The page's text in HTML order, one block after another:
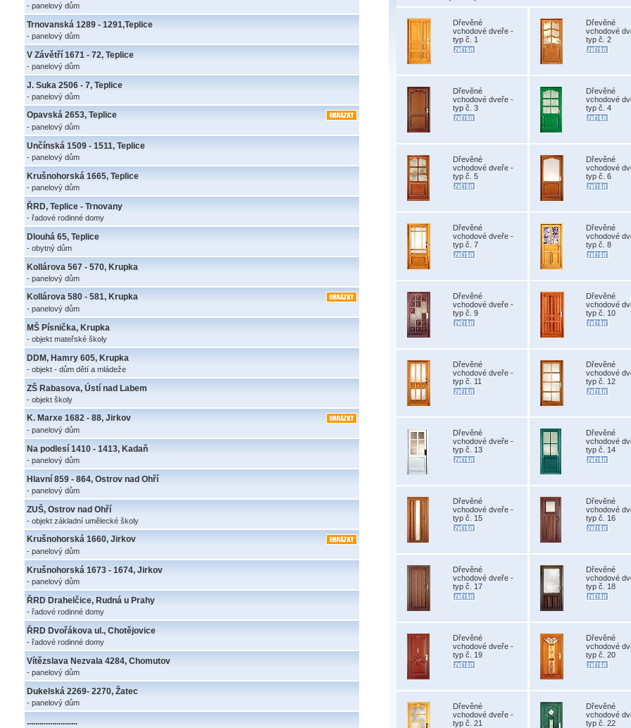
- panelový dům
Trnovanská 1289 - 1291,Teplice
- panelový dům
V Závětří 1671 - 72, Teplice
- panelový dům
J. Suka 2506 - 7, Teplice
- panelový dům
Opavská 2653, Teplice
- panelový dům
Unčínská 1509 - 1511, Teplice
- panelový dům
Krušnohorská 1665, Teplice
- panelový dům
ŘRD, Teplice - Trnovany
- řadové rodinné domy
Dlouhá 65, Teplice
- obytný dům
Kollárova 567 - 570, Krupka
- panelový dům
Kollárova 580 - 581, Krupka
- panelový dům
MŠ Písnička, Krupka
- objekt mateřské školy
DDM, Hamry 605, Krupka
- objekt - dům dětí a mládeže
ZŠ Rabasova, Ústí nad Labem
- objekt školy
K. Marxe 1682 - 88, Jirkov
- panelový dům
Na podlesí 1410 - 1413, Kadaň
- panelový dům
Hlavní 859 - 864, Ostrov nad Ohří
- panelový dům
ZUŠ, Ostrov nad Ohří
- objekt základní umělecké školy
Krušnohorská 1660, Jirkov
- panelový dům
Krušnohorská 1673 - 1674, Jirkov
- panelový dům
ŘRD Drahelčice, Rudná u Prahy
- řadové rodinné domy
ŘRD Dvořákova ul., Chotějovice
- řadové rodinné domy
Vítězslava Nezvala 4284, Chomutov
- panelový dům
Dukelská 2269- 2270, Žatec
- panelový dům
........................
Dřevěné
vchodové dveře -
typ č. 1
Dřevěné
vchodové
typ č. 2
Dřevěné
vchodové dveře -
typ č. 3
Dřevěné
vchodové
typ č. 4
Dřevěné
vchodové dveře -
typ č. 5
Dřevěné
vchodové
typ č. 6
Dřevěné
vchodové dveře -
typ č. 7
Dřevěné
vchodové
typ č. 8
Dřevěné
vchodové dveře -
typ č. 9
Dřevěné
vchodové
typ č. 10
Dřevěné
vchodové dveře -
typ č. 11
Dřevěné
vchodové
typ č. 12
Dřevěné
vchodové dveře -
typ č. 13
Dřevěné
vchodové
typ č. 14
Dřevěné
vchodové dveře -
typ č. 15
Dřevěné
vchodové
typ č. 16
Dřevěné
vchodové dveře -
typ č. 17
Dřevěné
vchodové
typ č. 18
Dřevěné
vchodové dveře -
typ č. 19
Dřevěné
vchodové
typ č. 20
Dřevěné
vchodové dveře -
typ č. 21
Dřevěné
vchodové
typ č. 22